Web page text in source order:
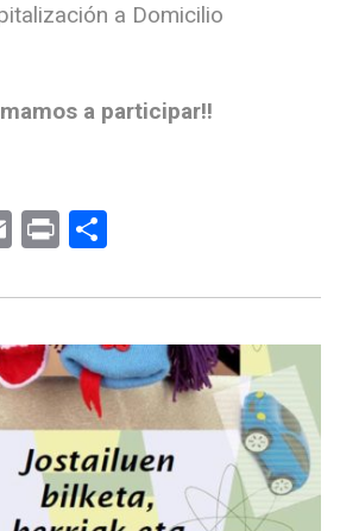
a Domicilio
a participar!!
Email
PrintCompartir